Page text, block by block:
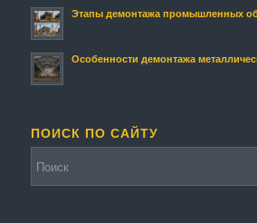
Этапы демонтажа промышленных
Особенности демонтажа
ПОИСК ПО САЙТУ